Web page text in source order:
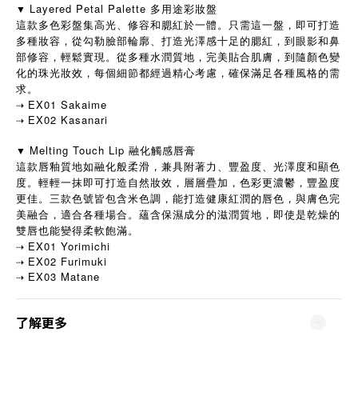
▼ Layered Petal Palette 多用途彩妝盤
這款多色彩盤集高光、修容和腮紅於一體。只需這一盤，即可打造
多種妝容，從勾勒臉部輪廓、打造光澤感十足的腮紅，到眼影和鼻
部修容，輕鬆實現。從多種水潤質地，完美貼合肌膚，到隨顏色變
化的珠光妝效，每個細節都經過精心考慮，確保滿足各種風格的需
求。
⇢ EX01 Sakaime
⇢ EX02 Kasanari
▼ Melting Touch Lip 融化觸感唇膏
這款唇釉質地如融化般柔滑，兼具附著力、豐盈度、光澤度和顯色
度。輕輕一抹即可打造自然妝效，層層疊加，色彩更濃鬱，豐盈度
更佳。三款色號皆包含米色調，能打造健康紅潤的唇色，與膚色完
美融合，適合各種場合。蘊含保濕成分的滋潤質地，即使是乾燥的
雙唇也能變得柔軟飽滿。
⇢ EX01 Yorimichi
⇢ EX02 Furimuki
⇢ EX03 Matane
了解更多